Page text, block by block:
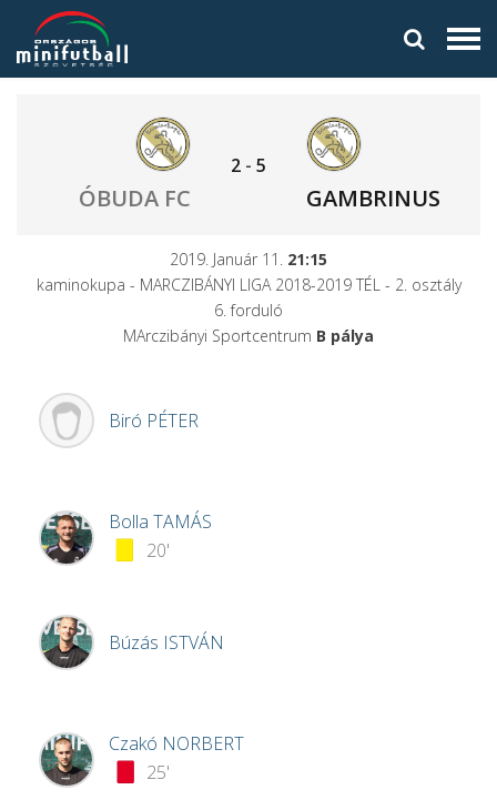
ÓBUDA FC
2- 5
GAMBRINUS
2019. Január 11. 21:15
kaminokupa - MARCZIBÁNYI LIGA 2018-2019 TÉL - 2. osztály
6. forduló
MArczibányi Sportcentrum B pálya
Biró PÉTER
Bolla TAMÁS
20'
Búzás ISTVÁN
Czakó NORBERT
25'